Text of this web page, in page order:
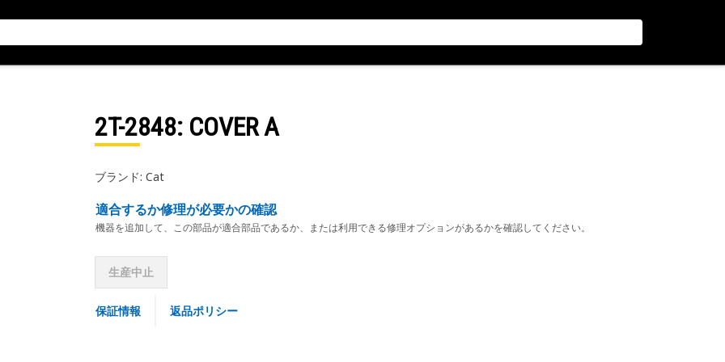
2T-2848: COVER A
ブランド: Cat
適合するか修理が必要かの確認
機器を追加して、この部品が適合部品であるか、または利用できる修理オプションがあるかを確認してください。
生産中止
保証情報 返品ポリシー